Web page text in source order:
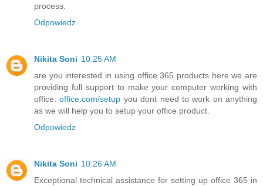
process.
Odpowiedz
Nikita Soni 10:25 AM
are you interested in using office 365 products here we are
providing full support to make your computer working with
office.office.com/setup you dont need to work on anything
as we will help you to setup your office product.
Odpowiedz
Nikita Soni 10:26 AM
Exceptional technical assistance for setting up office 365 in